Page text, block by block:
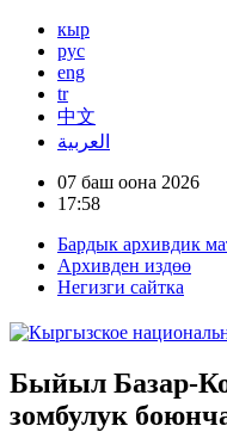
кыр
рус
eng
tr
中文
العربية
07 баш оона 2026
17:58
Бардык архивдик
Архивден издөө
Негизги сайтка
Быйыл Базар-
зомбулук